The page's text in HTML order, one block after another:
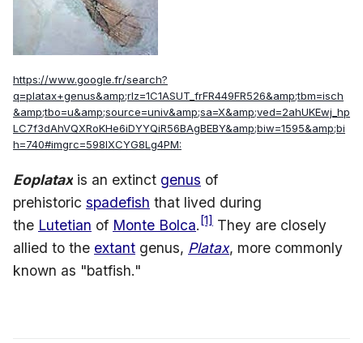
https://www.google.fr/search?
q=platax+genus&amp;rlz=1C1ASUT_frFR449FR526&amp;tbm=isch
&amp;tbo=u&amp;source=univ&amp;sa=X&amp;ved=2ahUKEwj_hp
LC7f3dAhVQXRoKHe6iDYYQiR56BAgBEBY&amp;biw=1595&amp;bi
h=740#imgrc=598IXCYG8Lg4PM:
Eoplatax is an extinct genus of
prehistoric spadefish that lived during
the Lutetian of Monte Bolca. [1] They are closely
allied to the extant genus, Platax, more commonly
known as "batfish."